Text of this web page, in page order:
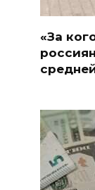
«За